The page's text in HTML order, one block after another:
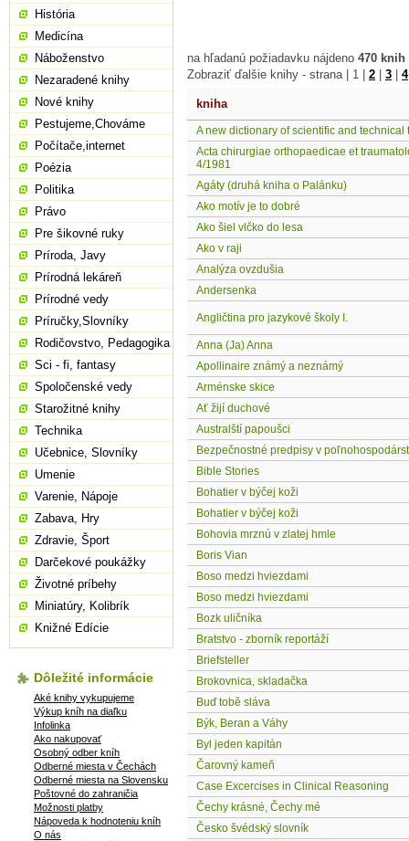
na hľadanú požiadavku nájdeno 470 knih
Zobraziť ďalšie knihy - strana | 1 2 3 4
kniha
A new dictionary of scientific and technical
Acta chirurgiae orthopaedicae et
4/1981
Agáty (druhá kniha o Palánku)
Ako motív je to dobré
Ako šiel vlčko do lesa
Ako v raji
Analýza ovzdušia
Andersenka
Angličtina pro jazykové školy I.
Anna (Ja) Anna
Apollinaire známý a neznámý
Arménske skice
Ať žijí duchové
Australští papoušci
Bezpečnostné predpisy v
Bible Stories
Bohatier v býčej koži
Bohatier v býčej koži
Bohovia mrznú v zlatej hmle
Boris Vian
Boso medzi hviezdami
Boso medzi hviezdami
Bozk uličníka
Bratstvo - zborník reportáží
Briefsteller
Brokovnica, skladačka
Buď tobě sláva
Býk, Beran a Váhy
Byl jeden kapitán
Čarovný kameň
Case Excercises in Clinical Reasoning
Čechy krásné, Čechy mé
Česko švédský slovník
História
Medicína
Náboženstvo
Nezaradené knihy
Nové knihy
Pestujeme,Chováme
Počítače,internet
Poézia
Politika
Právo
Pre šikovné ruky
Príroda, Javy
Prírodná lekáreň
Prírodné vedy
Príručky,Slovníky
Rodičovstvo, Pedagogika
Sci - fi, fantasy
Spoločenské vedy
Starožitné knihy
Technika
Učebnice, Slovníky
Umenie
Varenie, Nápoje
Zabava, Hry
Zdravie, Šport
Darčekové poukážky
Životné príbehy
Miniatúry, Kolibrík
Knižné Edície
Dôležité informácie
Aké knihy vykupujeme
Výkup kníh na diaľku
Infolinka
Ako nakupovať
Osobný odber kníh
Odberné miesta v Čechách
Odberné miesta na Slovensku
Poštovné do zahraničia
Možnosti platby
Nápoveda k hodnoteniu kníh
O nás